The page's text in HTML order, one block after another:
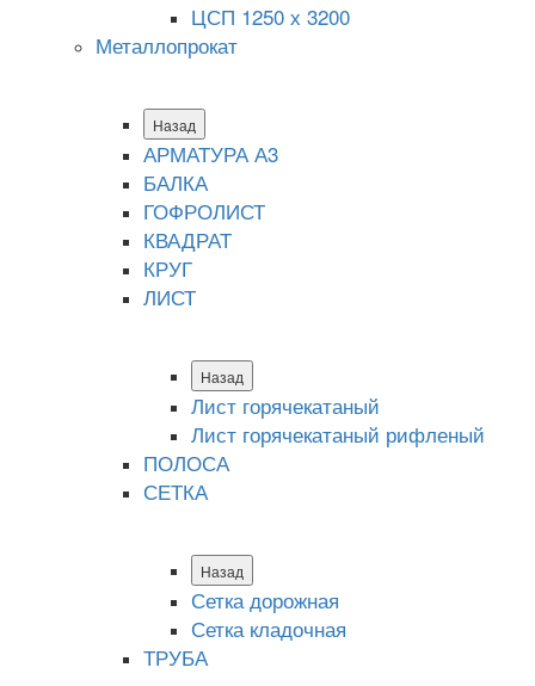
ЦСП 1250 х 3200
Металлопрокат
Назад
АРМАТУРА А3
БАЛКА
ГОФРОЛИСТ
КВАДРАТ
КРУГ
ЛИСТ
Назад
Лист горячекатаный
Лист горячекатаный рифленый
ПОЛОСА
СЕТКА
Назад
Сетка дорожная
Сетка кладочная
ТРУБА